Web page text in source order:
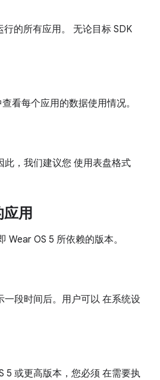
的所有应用。 无论目标 SDK
看每个应用的数据使用情况。
此，我们建议您 使用表盘格式
用
Wear OS 5 所依赖的版本。
一段时间后。用户可以 在系统设
5 或更高版本，您必须 在需要执